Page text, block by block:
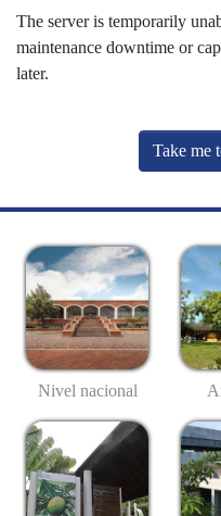
The server is temporarily
maintenance downtime or
later.
Take me
Nivel nacional